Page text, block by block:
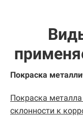
Покраска
Покраска металла
склонности к